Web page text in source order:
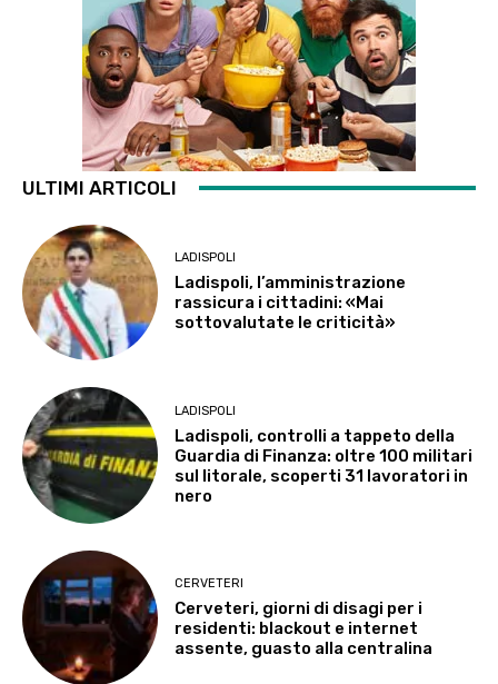
ULTIMI ARTICOLI
LADISPOLI
Ladispoli, l’amministrazione
rassicura i cittadini: «Mai
sottovalutate le criticità»
LADISPOLI
Ladispoli, controlli a tappeto della
Guardia di Finanza: oltre 100 militari
sul litorale, scoperti 31 lavoratori in
nero
CERVETERI
Cerveteri, giorni di disagi per i
residenti: blackout e internet
assente, guasto alla centralina